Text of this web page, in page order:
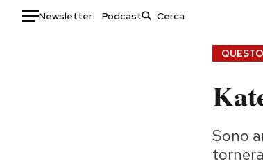
Newsletter Podcast
Consumismi
Sono